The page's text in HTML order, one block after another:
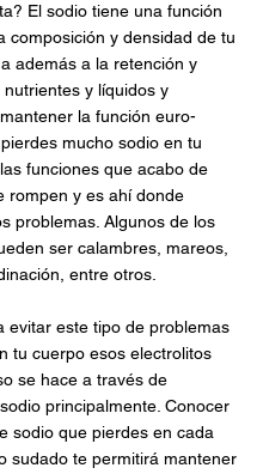
El sodio tiene una función
composición y densidad de tu
además a la retención y
y líquidos y
la función euro-
mucho sodio en tu
funciones que acabo de
rompen y es ahí donde
problemas. Algunos de los
ser calambres, mareos,
entre otros.
evitar este tipo de problemas
tu cuerpo esos electrolitos
se hace a través de
principalmente. Conocer
sodio que pierdes en cada
sudado te permitirá mantener